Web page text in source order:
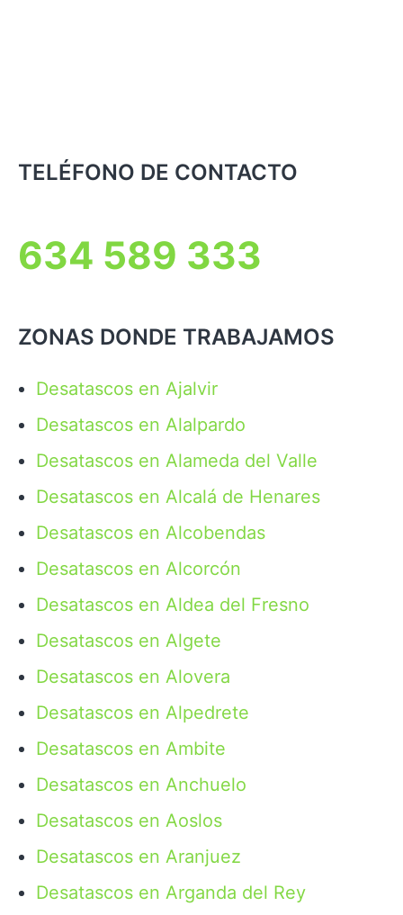
TELÉFONO DE CONTACTO
634 589 333
ZONAS DONDE TRABAJAMOS
Desatascos en Ajalvir
Desatascos en Alalpardo
Desatascos en Alameda del Valle
Desatascos en Alcalá de Henares
Desatascos en Alcobendas
Desatascos en Alcorcón
Desatascos en Aldea del Fresno
Desatascos en Algete
Desatascos en Alovera
Desatascos en Alpedrete
Desatascos en Ambite
Desatascos en Anchuelo
Desatascos en Aoslos
Desatascos en Aranjuez
Desatascos en Arganda del Rey